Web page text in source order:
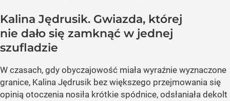
Kalina Jędrusik. Gwiazda, której
nie dało się zamknąć w jednej
szufladzie
W czasach, gdy obyczajowość miała wyraźnie wyznaczone
granice, Kalina Jędrusik bez większego przejmowania się
opinią otoczenia nosiła krótkie spódnice, odsłaniała dekolt